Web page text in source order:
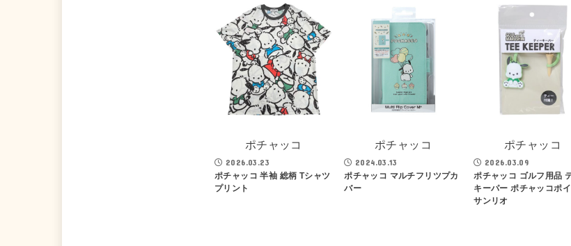
ポチャッコ
2026.03.23
ポチャッコ 半袖 総柄 Tシャツ
プリント
ポチャッコ
2024.03.13
ポチャッコ マルチフリツプカ
バー
ポチャッコ
2026.03.09
ポチャッコ ゴルフ用品
キーパー ポチャッコポ
サンリオ